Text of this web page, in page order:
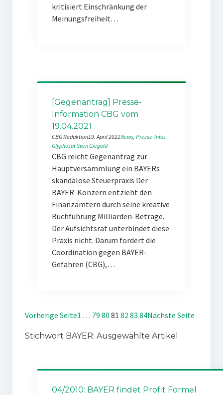
kritisiert Einschränkung der
Meinungsfreiheit…
[Gegenantrag] Presse-
Information CBG vom
19.04.2021
CBG Redaktion19. April 2021News, Presse-Infos
GlyphosatSven Giegold
CBG reicht Gegenantrag zur
Hauptversammlung ein BAYERs
skandalöse Steuerpraxis Der
BAYER-Konzern entzieht den
Finanzämtern durch seine kreative
Buchführung Milliarden-Beträge.
Der Aufsichtsrat unterbindet diese
Praxis nicht. Darum fordert die
Coordination gegen BAYER-
Gefahren (CBG),…
Vorherige Seite1 … 79 80 81 8283 84Nächste Seite
Stichwort BAYER: Ausgewählte Artikel
04/2010: BAYER findet Profit Formel